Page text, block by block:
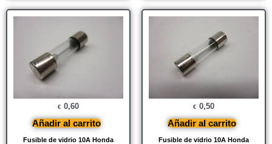
Fusible de vidrio 10A Honda
€ 0,60
Añadir al carrito
Fusible de vidrio 10A Honda
€ 0,50
Añadir al carrito